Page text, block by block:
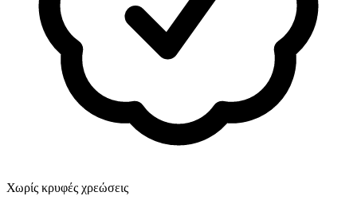
Χωρίς κρυφές χρεώσεις